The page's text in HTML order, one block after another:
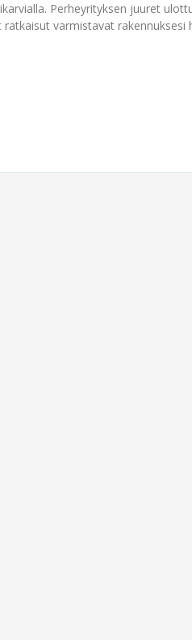
Perheyrityksen juuret
varmistavat rakennuksesi